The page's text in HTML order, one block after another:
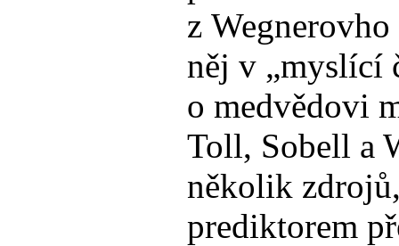
z
něj v „myslící
o medvědovi
Toll, Sobell a
několik
prediktorem